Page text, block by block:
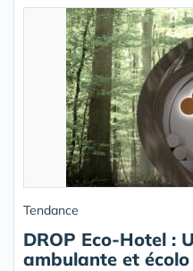
Tendance
DROP Eco-Hotel :
ambulante et écolo